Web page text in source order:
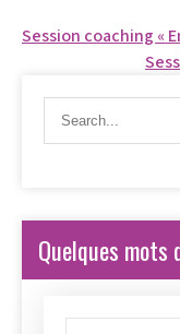
Navigation
l’article
Session coaching «
Quelques mots